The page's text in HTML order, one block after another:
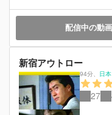
配信中の動
新宿アウトロー
94分、 日本
27